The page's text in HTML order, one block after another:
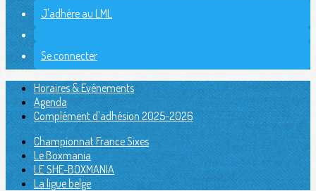
J'adhére au LML
Se connecter
Horaires & Evénements
Agenda
Complément d'adhésion 2025-2026
Championnat France Sixes
Le Boxmania
LE SHE-BOXMANIA
La ligue belge